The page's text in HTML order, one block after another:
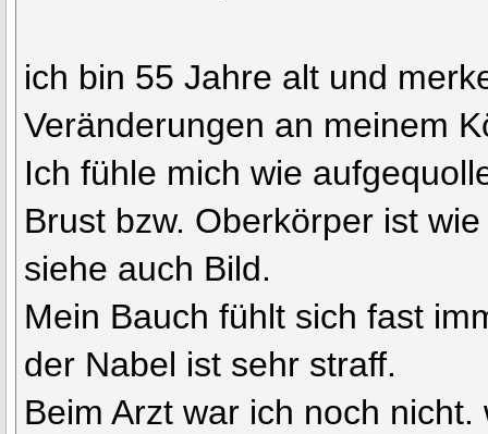
ich bin 55 Jahre alt und
Veränderungen an meinem
Ich fühle mich wie
Brust bzw. Oberkörper ist
siehe auch Bild.
Mein Bauch fühlt sich fast
der Nabel ist sehr straff.
Beim Arzt war ich noch